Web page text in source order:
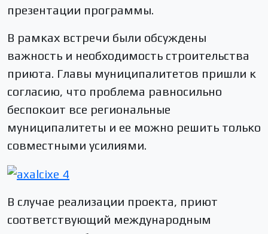
презентации программы.
В рамках встречи были обсуждены
важность и необходимость строительства
приюта. Главы муниципалитетов пришли к
согласию, что проблема равносильно
беспокоит все региональные
муниципалитеты и ее можно решить только
совместными усилиями.
В случае реализации проекта, приют
соответствующий международным